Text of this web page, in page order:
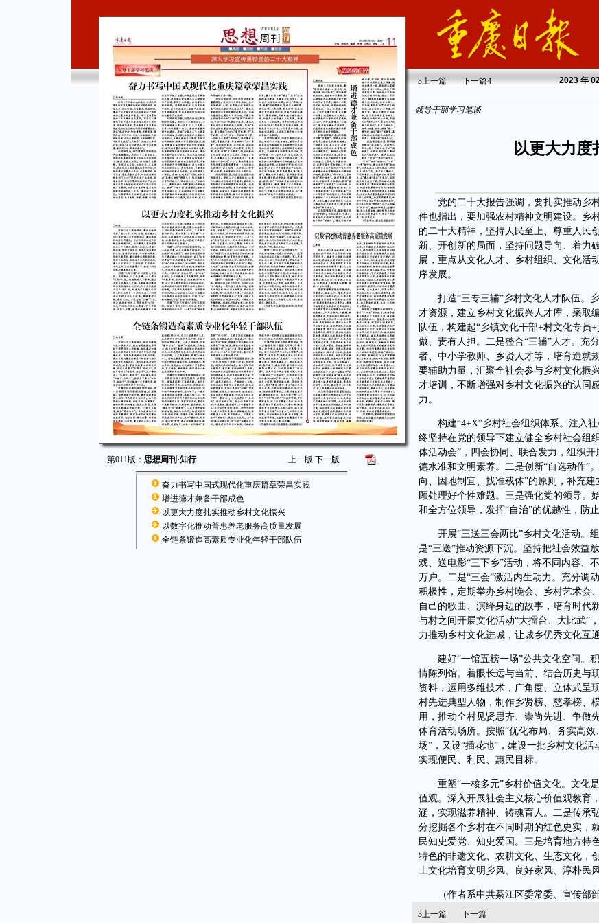
第011版： 思想周刊·知行 上一版 下一版
奋力书写中国式现代化重庆篇章荣昌实践
增进德才兼备干部成色
以更大力度扎实推动乡村文化振兴
以数字化推动普惠养老服务高质量发展
全链条锻造高素质专业化年轻干部队伍
3上一篇 下一篇4 2023年
领导干部学习笔谈
以更大力度
党的二十大报告强调，要扎实推动乡村
件也指出，要加强农村精神文明建设。乡
的二十大精神，坚持人民至上、尊重人民
新、开创新的局面，坚持问题导向、着力
展，重点从文化人才、乡村组织、文化活
序发展。
打造“三专三辅”乡村文化人才队伍。乡
才资源，建立乡村文化振兴人才库，采取
队伍，构建起“乡镇文化干部+村文化专员
做、责有人担。二是整合“三辅”人才。充
者、中小学教师、乡贤人才等，培育造就
要辅助力量，汇聚全社会参与乡村文化振
才培训，不断增强对乡村文化振兴的认同
力。
构建“4+X”乡村社会组织体系。注入社
终坚持在党的领导下建立健全乡村社会组
体活动会”，四会协同、联合发力，组织
德水准和文明素养。二是创新“自选动作”
向、因地制宜、找准载体”的原则，补充
顾处理好个性难题。三是强化党的领导。
和全方位领导，发挥“自治”的优越性，防止
开展“三送三会两比”乡村文化活动。组
是“三送”推动资源下沉。坚持把社会效益
戏、送电影“三下乡”活动，将不同内容、
万户。二是“三会”激活内生动力。充分调
积极性，定期举办乡村晚会、乡村艺术会
自己的歌曲、演绎身边的故事，培育时代
与村之间开展文化活动“大擂台、大比武”
力推动乡村文化进城，让城乡优秀文化互
建好“一馆五榜一场”公共文化空间。积
情陈列馆。着眼长远与当前、结合历史与
资料，运用多维技术，广角度、立体式呈
村先进典型人物，制作乡贤榜、慈孝榜、
用，推动全村见贤思齐、崇尚先进、争做
体育活动场所。按照“优化布局、务实高
场”，又设“插花地”，建设一批乡村文化
实现便民、利民、惠民目标。
重塑“一核多元”乡村价值文化。文化是
值观。深入开展社会主义核心价值观教育
涵，实现滋养精神、铸魂育人。二是传承
分挖掘各个乡村在不同时期的红色史实，
民知史爱党、知史爱国。三是培育地方特
特色的非遗文化、农耕文化、生态文化，
土文化培育文明乡风、良好家风、淳朴民风
（作者系中共綦江区委常委、宣传部部
3上一篇 下一篇